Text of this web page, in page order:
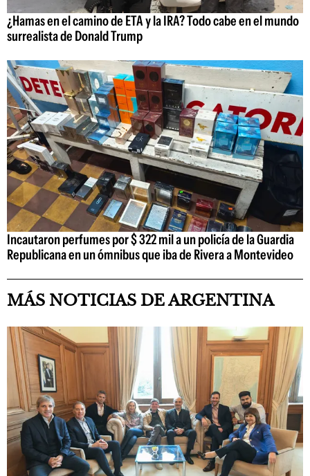
¿Hamas en el camino de ETA y la IRA? Todo cabe en el mundo
surrealista de Donald Trump
Incautaron perfumes por $ 322 mil a un policía de la Guardia
Republicana en un ómnibus que iba de Rivera a Montevideo
MÁS NOTICIAS DE ARGENTINA